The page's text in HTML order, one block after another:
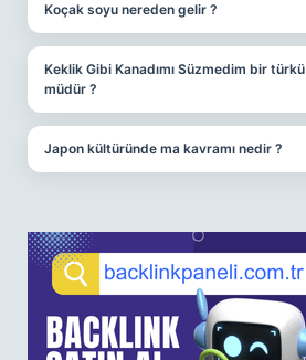
Koçak soyu nereden gelir ?
Keklik Gibi Kanadımı Süzmedim bir türkü
müdür ?
Japon kültüründe ma kavramı nedir ?